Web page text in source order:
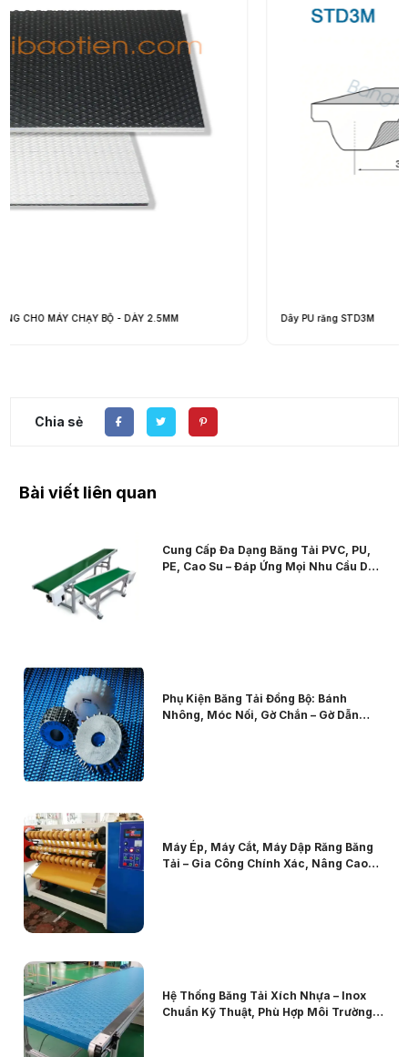
Dây PU răng STD3M
Chia sẻ
Bài viết liên quan
Cung Cấp Đa Dạng Băng Tải PVC, PU,
PE, Cao Su – Đáp Ứng Mọi Nhu Cầu Dây
Phụ Kiện Băng Tải Đồng Bộ: Bánh
Nhông, Móc Nối, Gờ Chắn – Gờ Dẫn
Máy Ép, Máy Cắt, Máy Dập Răng Băng
Tải – Gia Công Chính Xác, Nâng Cao
Hệ Thống Băng Tải Xích Nhựa – Inox
Chuẩn Kỹ Thuật, Phù Hợp Môi Trường